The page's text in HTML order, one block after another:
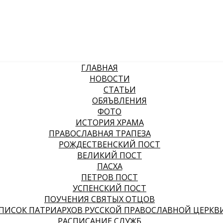
ГЛАВНАЯ
НОВОСТИ
СТАТЬИ
ОБЯЪВЛЕНИЯ
ФОТО
ИСТОРИЯ ХРАМА
ПРАВОСЛАВНАЯ ТРАПЕЗА
РОЖДЕСТВЕНСКИЙ ПОСТ
ВЕЛИКИЙ ПОСТ
ПАСХА
ПЕТРОВ ПОСТ
УСПЕНСКИЙ ПОСТ
ПОУЧЕНИЯ СВЯТЫХ ОТЦОВ
ПАТРИАРХОВ РУССКОЙ ПРАВОСЛАВНОЙ